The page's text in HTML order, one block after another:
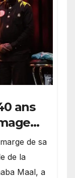
ans
de sa
de la
Maal, a